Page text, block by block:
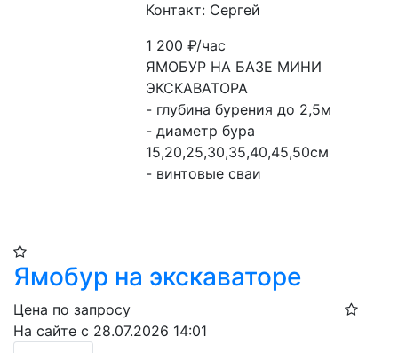
Контакт: Сергей
1 200₽/час
ЯМОБУР НА БАЗЕ МИНИ
ЭКСКАВАТОРА
- глубина бурения до 2,5м
- диаметр бура
15,20,25,30,35,40,45,50см
- винтовые сваи
Ямобур на экскаваторе
Цена по запросу
На сайте с 28.07.2026 14:01